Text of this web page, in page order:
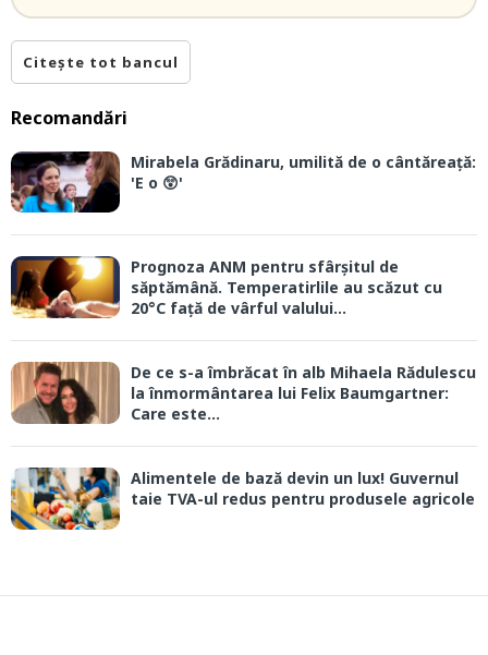
Citește tot bancul
Recomandări
Mirabela Grădinaru, umilită de o cântăreață:
'E o 😲'
Prognoza ANM pentru sfârșitul de
săptămână. Temperatirlile au scăzut cu
20°C față de vârful valului...
De ce s-a îmbrăcat în alb Mihaela Rădulescu
la înmormântarea lui Felix Baumgartner:
Care este...
Alimentele de bază devin un lux! Guvernul
taie TVA-ul redus pentru produsele agricole